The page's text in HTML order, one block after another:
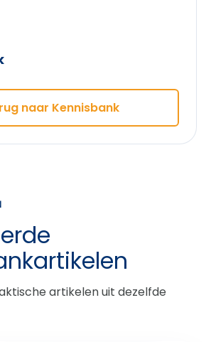
naar Kennisbank
artikelen uit dezelfde